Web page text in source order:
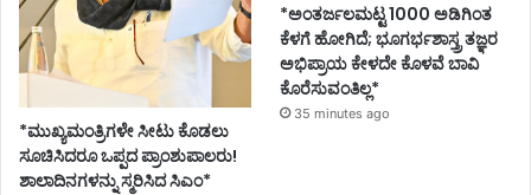
*ಮುಖ್ಯಮಂತ್ರಿಗಳೇ ಸೀಟು ಕೊಡಲು
ಸೂಚಿಸಿದರೂ ಒಪ್ಪದ ಪ್ರಾಂಶುಪಾಲರು!
ಶಾಲಾದಿನಗಳನ್ನು ಸ್ಮರಿಸಿದ ಸಿಎಂ*
*ಅಂತರ್ಜಲಮಟ್ಟ 1000 ಅಡಿಗಿಂತ
ಕೆಳಗೆ ಹೋಗಿದೆ; ಭೂಗರ್ಭಶಾಸ್ತ್ರ ತಜ್ಞರ
ಅಭಿಪ್ರಾಯ ಕೇಳದೇ ಕೊಳವೆ ಬಾವಿ
ಕೊರೆಸುವಂತಿಲ್ಲ*
35 minutes ago